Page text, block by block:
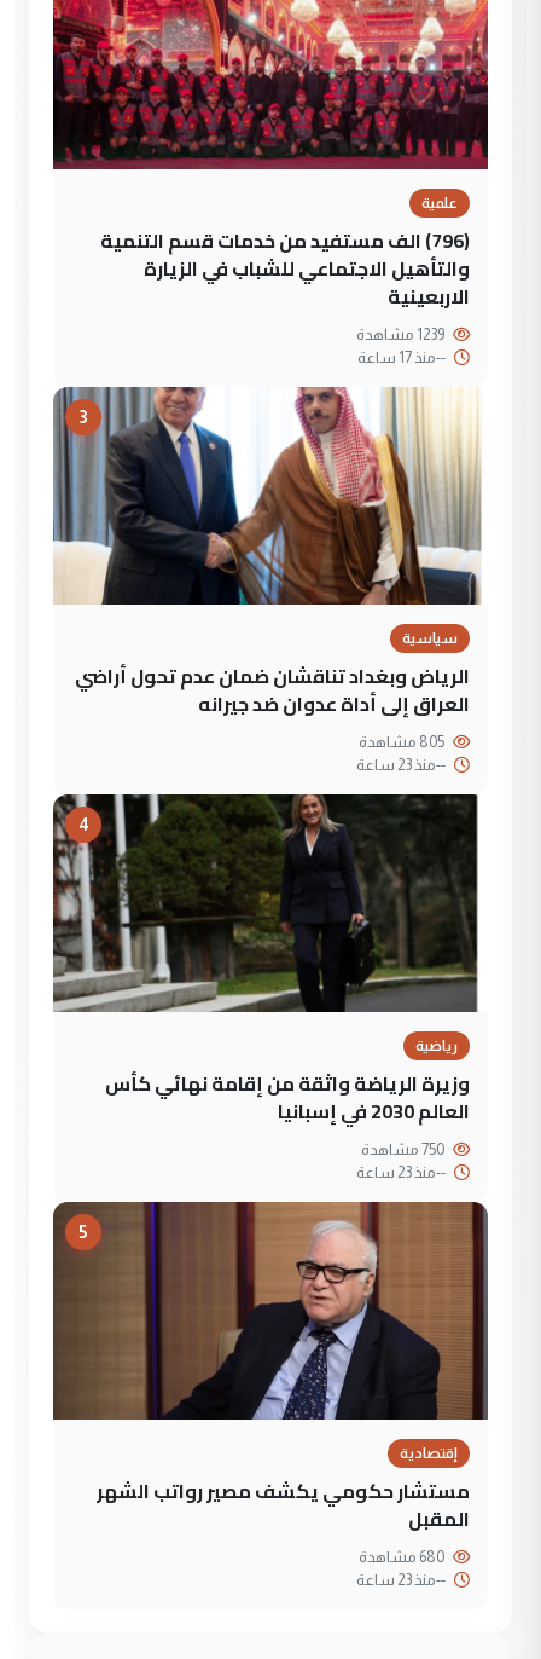
علمية
(796) الف مستفيد من خدمات قسم التنمية
والتأهيل الاجتماعي للشباب في الزيارة
الاربعينية
--منذ 17 ساعة
3
سياسية
الرياض وبغداد تناقشان ضمان عدم تحول أراضي
العراق إلى أداة عدوان ضد جيرانه
--منذ 23 ساعة
4
رياضية
وزيرة الرياضة واثقة من إقامة نهائي كأس
العالم 2030 في إسبانيا
--منذ 23 ساعة
5
إقتصادية
مستشار حكومي يكشف مصير رواتب الشهر
المقبل
--منذ 23 ساعة